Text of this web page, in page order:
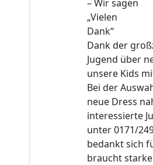
Dank der
Jugend über
unsere Kids
Bei der
neue Dress
interessierte
unter 0171/
bedankt sich
braucht